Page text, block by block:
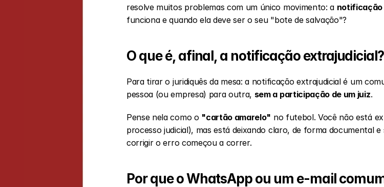
resolve muitos problemas com um único movimento: a
funciona e quando ela deve ser o seu "bote de salvação"?
O que é, afinal, a notificação extrajudicial?
Para tirar o juridiquês da mesa: a notificação extrajudicial é um
pessoa (ou empresa) para outra, sem a participação de um juiz.
Pense nela como o "cartão amarelo" no futebol. Você não está
processo judicial), mas está deixando claro, de forma documental
corrigir o erro começou a correr.
Por que o WhatsApp ou um e-mail